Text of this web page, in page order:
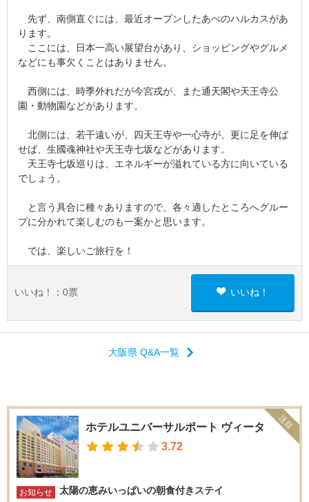
先ず、南側直ぐには、最近オープンしたあべのハルカスがあ
ります。
ここには、日本一高い展望台があり、ショッピングやグルメ
などにも事欠くことはありません。
西側には、時季外れだが今宮戎が、また通天閣や天王寺公
園・動物園などがあります。
北側には、若干遠いが、四天王寺や一心寺が、更に足を伸ば
せば、生國魂神社や天王寺七坂などがあります。
天王寺七坂巡りは、エネルギーが溢れている方に向いている
でしょう。
と言う具合に種々ありますので、各々適したところへグルー
プに分かれて楽しむのも一案かと思います。
では、楽しいご旅行を！
いいね！： 0票 いいね！
大阪県 Q&A一覧
ホテルユニバーサルポート ヴィータ
3.72
お知らせ 太陽の恵みいっぱいの朝食付きステイ
注目